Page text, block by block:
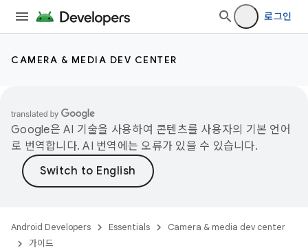
로그인
CAMERA & MEDIA DEV CENTER
Google은 AI 기술을 사용하여 콘텐츠를 사용자의 기본 언어
로 번역합니다. AI 번역에는 오류가 있을 수 있습니다.
Android Developers Essentials
Camera & media dev center
가이드